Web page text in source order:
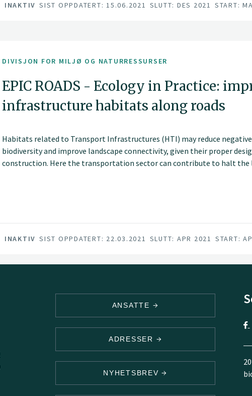
INAKTIV SIST OPPDATERT: 15.06.2021 SLUTT: DES 2021 START:
DIVISJON FOR MILJØ OG NATURRESSURSER
EPIC ROADS - Ecology in Practice:
infrastructure habitats along roads
Habitats related to Transport Infrastructures (HTI) may reduce
biodiversity and improve landscape connectivity, given their proper
construction. Here the transportation sector can contribute to halt the
INAKTIV SIST OPPDATERT: 22.03.2021 SLUTT: APR 2021 START:
ANSATTE
ADRESSER
NYHETSBREV